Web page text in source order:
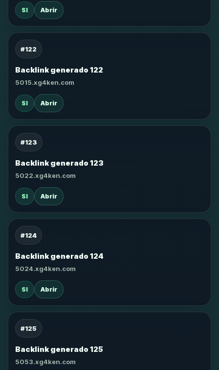
SI Abrir
#122
Backlink generado 122
5015.xg4ken.com
SI Abrir
#123
Backlink generado 123
5022.xg4ken.com
SI Abrir
#124
Backlink generado 124
5024.xg4ken.com
SI Abrir
#125
Backlink generado 125
5053.xg4ken.com